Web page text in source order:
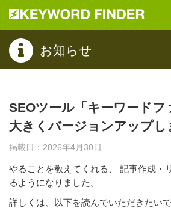
お知らせ
SEOツール「キーワードフ
大きくバージョンアップし
掲載日：2026年4月30日
やることを教えてくれる、 記事作成・
るようになりました。
詳しくは、以下を読んでいただきたいで